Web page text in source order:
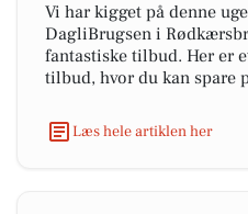
Vi har kigget på denne
DagliBrugsen i
fantastiske tilbud. Her er
tilbud, hvor du kan spare
Læs hele artiklen her